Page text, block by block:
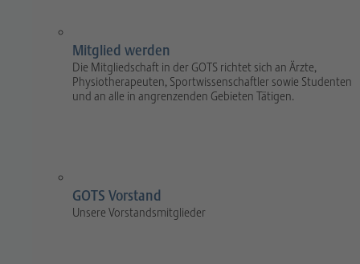
Mitglied werden
Die Mitgliedschaft in der GOTS richtet sich an Ärzte,
Physiotherapeuten, Sportwissenschaftler sowie Studenten
und an alle in angrenzenden Gebieten Tätigen.
GOTS Vorstand
Unsere Vorstandsmitglieder